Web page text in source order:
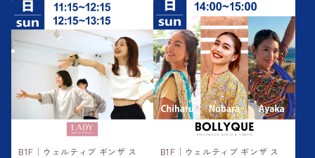
B1F│ウェルティブ ギンザ ス
B1F│ウェルティブ ギンザ ス